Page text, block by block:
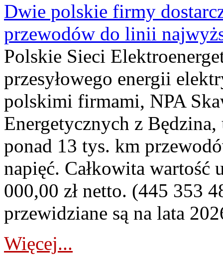
Dwie polskie firmy
przewodów do linii
Polskie Sieci
przesyłowego energii
polskimi firmami, NPA
Energetycznych z
ponad 13 tys. km
napięć. Całkowita
000,00 zł netto. (445 353
przewidziane są na lata
Więcej...